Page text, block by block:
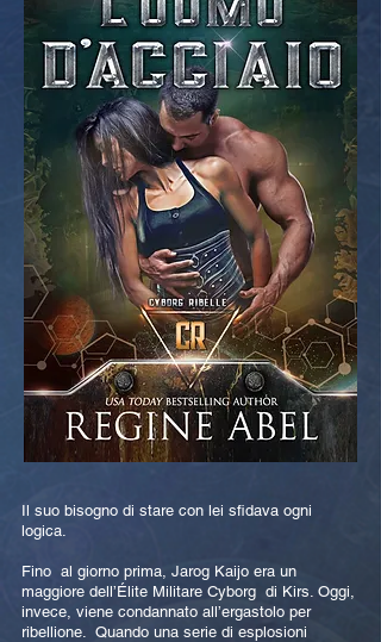
Il suo bisogno di stare con lei sfidava ogni
logica.
Fino al giorno prima, Jarog Kaijo era un
maggiore dell’Élite Militare Cyborg di Kirs. Oggi,
invece, viene condannato all’ergastolo per
ribellione. Quando una serie di esplosioni